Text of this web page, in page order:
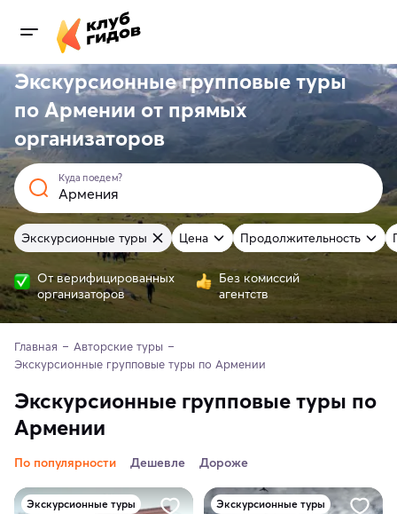
Экскурсионные групповые туры
по Армении от прямых
организаторов
Куда поедем?
Экскурсионные туры Цена Продолжительность
От верифицированных
организаторов
Без комиссий
агентств
Главная
Авторские туры
Экскурсионные групповые туры по Армении
Экскурсионные групповые туры по
Армении
По популярности Дешевле Дороже
Экскурсионные туры Экскурсионные туры